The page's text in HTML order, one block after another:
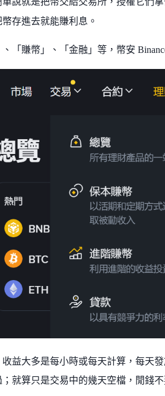
存進去就能賺利息。
「賺幣」、「金融」等，幣安
益大多是每小時或每天計算，每天
就算只是交易中的幾天空檔，閒錢